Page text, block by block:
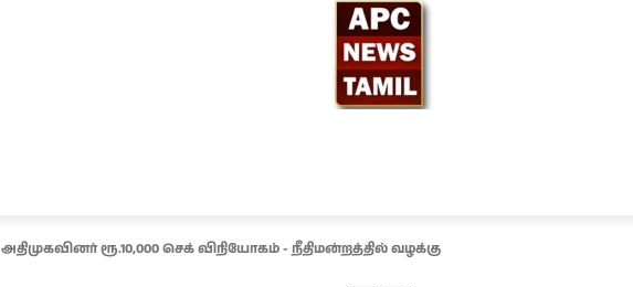
அதிமுகவினர் ரூ.10,000 செக் விநியோகம் - நீதிமன்றத்தில் வழக்கு